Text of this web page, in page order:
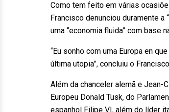
Como tem feito em várias
Francisco denunciou duramente a
uma “economia fluida” com base
“Eu sonho com uma Europa en
última utopia”, concluiu o
Além da chanceler alemã e Jean-
Europeu Donald Tusk, do
espanhol Filipe VI, além do líder